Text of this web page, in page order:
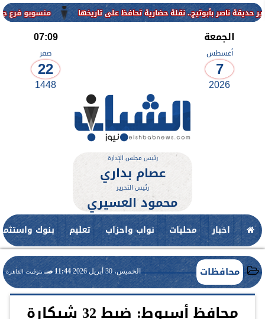
منسوبو فرع جامعة الأزهر للوجه
الجمعة
أغسطس
7
2026
07:09
صفر
22
1448
رئيس مجلس الإدارة
عصام بداري
رئيس التحرير
محمود العسيري
اخبار محليات نواب واحزاب تعليم بنوك
محافظات الخميس، 30 أبريل 2026 11:44 صـ بتوقيت القاهرة
محافظ أسيوط: ضبط 32 شيكارة